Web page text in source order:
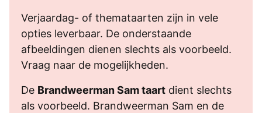
Verjaardag- of themataarten zijn in vele
opties leverbaar. De onderstaande
afbeeldingen dienen slechts als voorbeeld.
Vraag naar de mogelijkheden.
De Brandweerman Sam taart dient slechts
als voorbeeld. Brandweerman Sam en de